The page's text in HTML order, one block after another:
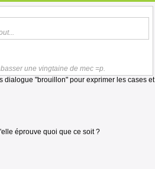
une vingtaine de mec =p.
dialogue "brouillon" pour exprimer les cases et
éprouve quoi que ce soit ?